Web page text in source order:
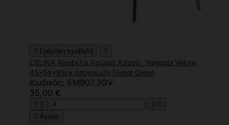
 Γρήγορη προβολή 
CELINA Καρέκλα Χρώμιο Χρυσό, Ύφασμα Velure,
45x54x85εκ Απόχρωση Forest Green
Κωδικός: ΕΜ907,3GV
35,00 €
   
 Αγορά